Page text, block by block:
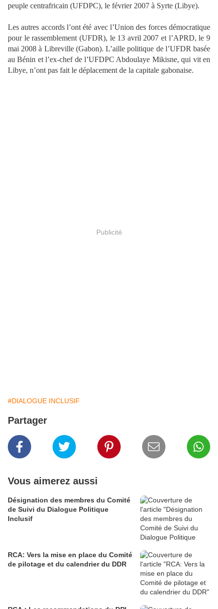
peuple centrafricain (UFDPC), le février 2007 à Syrte (Libye).
Les autres accords l’ont été avec l’Union des forces démocratique
pour le rassemblement (UFDR), le 13 avril 2007 et l’APRD, le 9
mai 2008 à Libreville (Gabon). L’aille politique de l’UFDR basée
au Bénin et l’ex-chef de l’UFDPC Abdoulaye Mikisne, qui vit en
Libye, n’ont pas fait le déplacement de la capitale gabonaise.
Publicité
#DIALOGUE INCLUSIF
Partager
Vous aimerez aussi
Désignation des membres du Comité
de Suivi du Dialogue Politique
Inclusif
RCA: Vers la mise en place du Comité
de pilotage et du calendrier du DDR